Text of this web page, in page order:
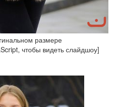
чтобы видеть слайдшоу]